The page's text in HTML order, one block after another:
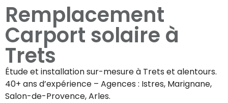
Remplacement
Carport solaire à
Trets
Étude et installation sur-mesure à Trets et alentours.
40+ ans d’expérience – Agences : Istres, Marignane,
Salon-de-Provence, Arles.